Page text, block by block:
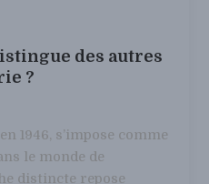
des autres
?
1946, s’impose comme
le monde de
distincte repose